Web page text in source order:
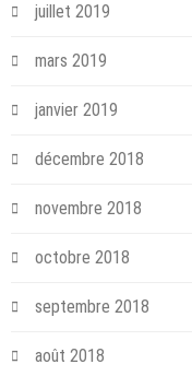
juillet 2019
mars 2019
janvier 2019
décembre 2018
novembre 2018
octobre 2018
septembre 2018
août 2018